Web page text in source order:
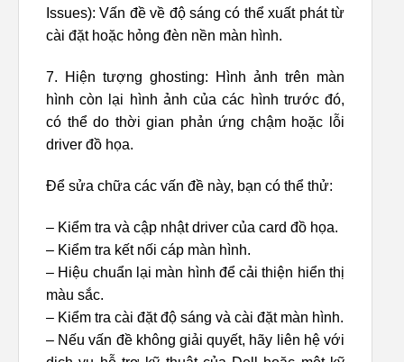
Issues): Vấn đề về độ sáng có thể xuất phát từ
cài đặt hoặc hỏng đèn nền màn hình.
7. Hiện tượng ghosting: Hình ảnh trên màn
hình còn lại hình ảnh của các hình trước đó,
có thể do thời gian phản ứng chậm hoặc lỗi
driver đồ họa.
Để sửa chữa các vấn đề này, bạn có thể thử:
– Kiểm tra và cập nhật driver của card đồ họa.
– Kiểm tra kết nối cáp màn hình.
– Hiệu chuẩn lại màn hình để cải thiện hiển thị
màu sắc.
– Kiểm tra cài đặt độ sáng và cài đặt màn hình.
– Nếu vấn đề không giải quyết, hãy liên hệ với